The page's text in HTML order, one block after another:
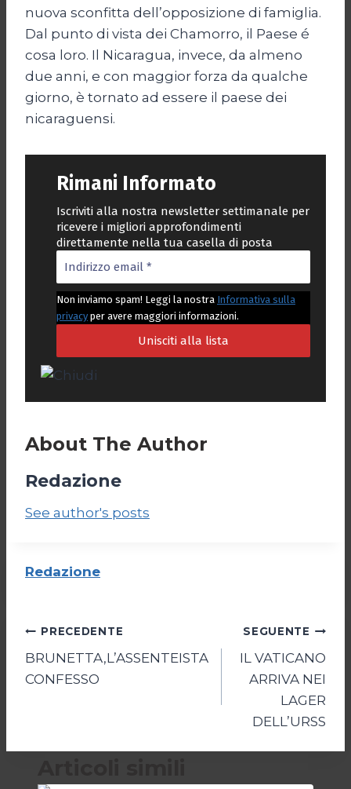
nuova sconfitta dell’opposizione di famiglia.
Dal punto di vista dei Chamorro, il Paese é
cosa loro. Il Nicaragua, invece, da almeno
due anni, e con maggior forza da qualche
giorno, è tornato ad essere il paese dei
nicaraguensi.
Rimani Informato
Iscriviti alla nostra newsletter settimanale per
ricevere i migliori approfondimenti
direttamente nella tua casella di posta
Non inviamo spam! Leggi la nostra Informativa sulla
privacy per avere maggiori informazioni.
About The Author
Redazione
See author's posts
Redazione
Navigazione
articoli
PRECEDENTE
BRUNETTA,L’ASSENTEISTA
CONFESSO
SEGUENTE
IL VATICANO
ARRIVA NEI
LAGER
DELL’URSS